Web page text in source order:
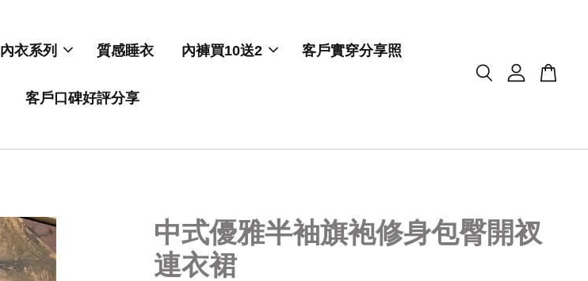
內衣系列 質感睡衣 內褲買10送2 客戶實穿分享照
客戶口碑好評分享
中式優雅半袖旗袍修身包臀開衩
連衣裙